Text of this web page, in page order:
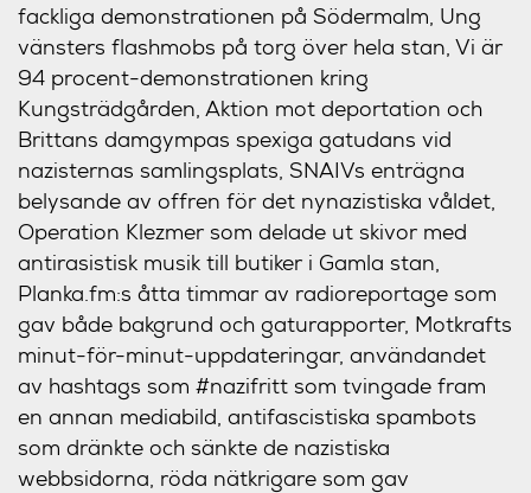
fackliga demonstrationen på Södermalm, Ung
vänsters flashmobs på torg över hela stan, Vi är
94 procent-demonstrationen kring
Kungsträdgården, Aktion mot deportation och
Brittans damgympas spexiga gatudans vid
nazisternas samlingsplats, SNAIVs enträgna
belysande av offren för det nynazistiska våldet,
Operation Klezmer som delade ut skivor med
antirasistisk musik till butiker i Gamla stan,
Planka.fm:s åtta timmar av radioreportage som
gav både bakgrund och gaturapporter, Motkrafts
minut-för-minut-uppdateringar, användandet
av hashtags som #nazifritt som tvingade fram
en annan mediabild, antifascistiska spambots
som dränkte och sänkte de nazistiska
webbsidorna, röda nätkrigare som gav